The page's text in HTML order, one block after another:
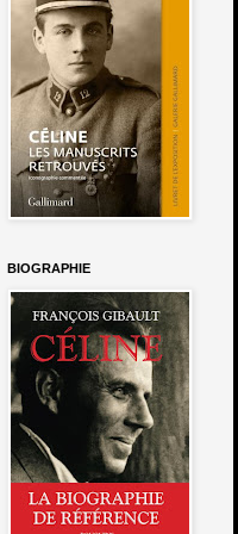
BIOGRAPHIE